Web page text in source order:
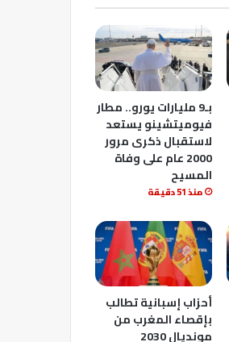
بـ9 مليارات يورو.. مطار
فيوميتشينو يستعد
لاستقبال ذكرى مرور
2000 عام على وفاة
المسيح
منذ 51 دقيقة
أحزاب إسبانية تطالب
بإقصاء المغرب من
مونديال 2030